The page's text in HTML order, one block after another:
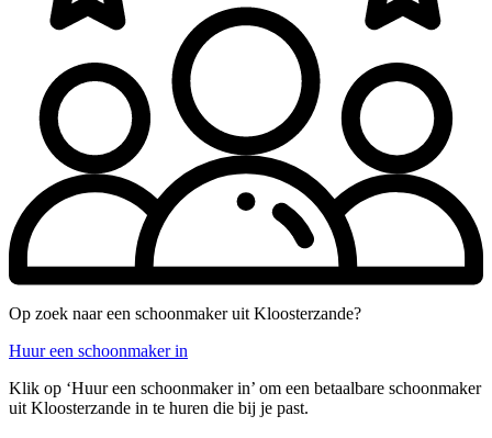
Op zoek naar een schoonmaker uit Kloosterzande?
Huur een schoonmaker in
Klik op ‘Huur een schoonmaker in’ om een betaalbare schoonmaker
uit Kloosterzande in te huren die bij je past.